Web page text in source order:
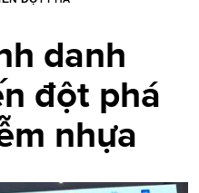
danh
đột phá
nhựa